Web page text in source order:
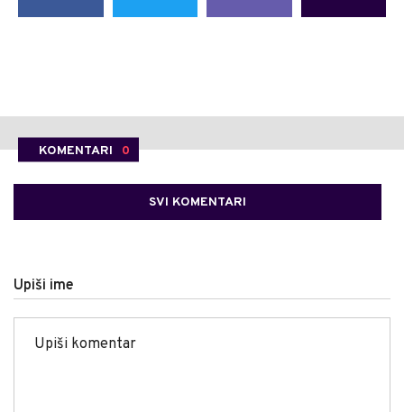
KOMENTARI 0
SVI KOMENTARI
Upiši ime